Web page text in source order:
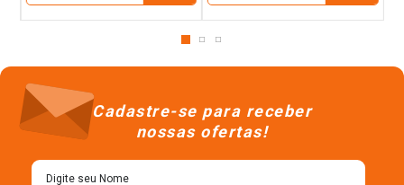
Cadastre-se para receber
nossas ofertas!